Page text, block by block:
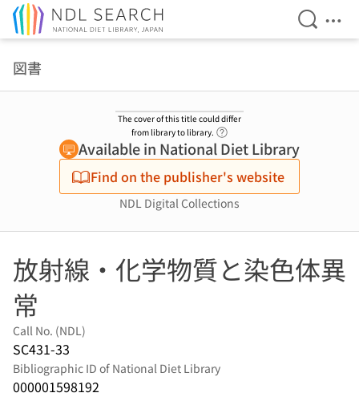
Open
図書
The cover of this title could differ
from library to library.
Available in National Diet Library
Find on the publisher's website
NDL Digital Collections
放射線・化学物質と染色体異
常
Call No. (NDL)
SC431-33
Bibliographic ID of National Diet Library
000001598192